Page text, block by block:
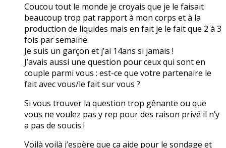
Coucou tout le monde je croyais que je le faisait
beaucoup trop pat rapport à mon corps et à la
production de liquides mais en fait je le fait que 2 à 3
fois par semaine.
Je suis un garçon et j’ai 14ans si jamais !
J’avais aussi une question pour ceux qui sont en
couple parmi vous : est-ce que votre partenaire le
fait avec vous/le fait sur vous ?
Si vous trouver la question trop gênante ou que
vous ne voulez pas y rep pour des raison privé il n’y
a pas de soucis !
Voilà voilà j’espère que ça aide pour le sondage et